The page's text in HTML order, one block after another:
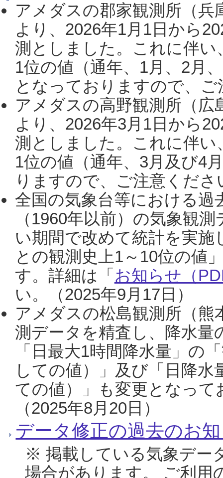
アメダスの郡家観測所（
より、2026年1月1日から
測としました。これに伴い
1位の値（通年、1月、2月
となっておりますので、
アメダスの高野観測所（
より、2026年3月1日から
測としました。これに伴い
1位の値（通年、3月及び4
りますので、ご注意くだ
全国の気象台等における過
（1960年以前）の気象観
い期間で改めて統計を実
との観測史上1～10位の値
す。詳細は「 お知らせ（
い。（2025年9月17日）
アメダスの松島観測所（熊
測データを精査し、降水
「日最大1時間降水量」の
しての値）」及び「日降
ての値）」も変更となっ
（2025年8月20日）
データ修正の過去のお
※ 掲載している気象デー
場合があります。 ご利用